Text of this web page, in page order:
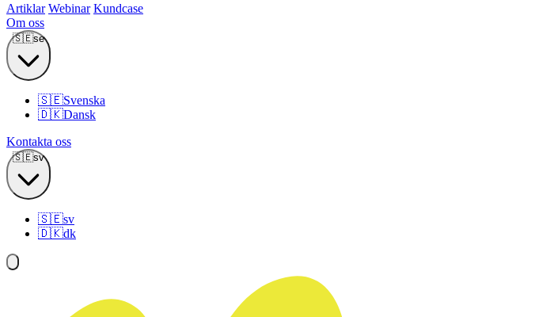
Artiklar Webinar Kundcase
Om oss
🇸🇪se
🇸🇪Svenska
🇩🇰Dansk
Kontakta oss
🇸🇪sv
🇸🇪sv
🇩🇰dk